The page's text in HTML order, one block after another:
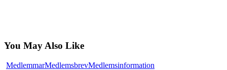
You May Also Like
MedlemmarMedlemsbrevMedlemsinformation